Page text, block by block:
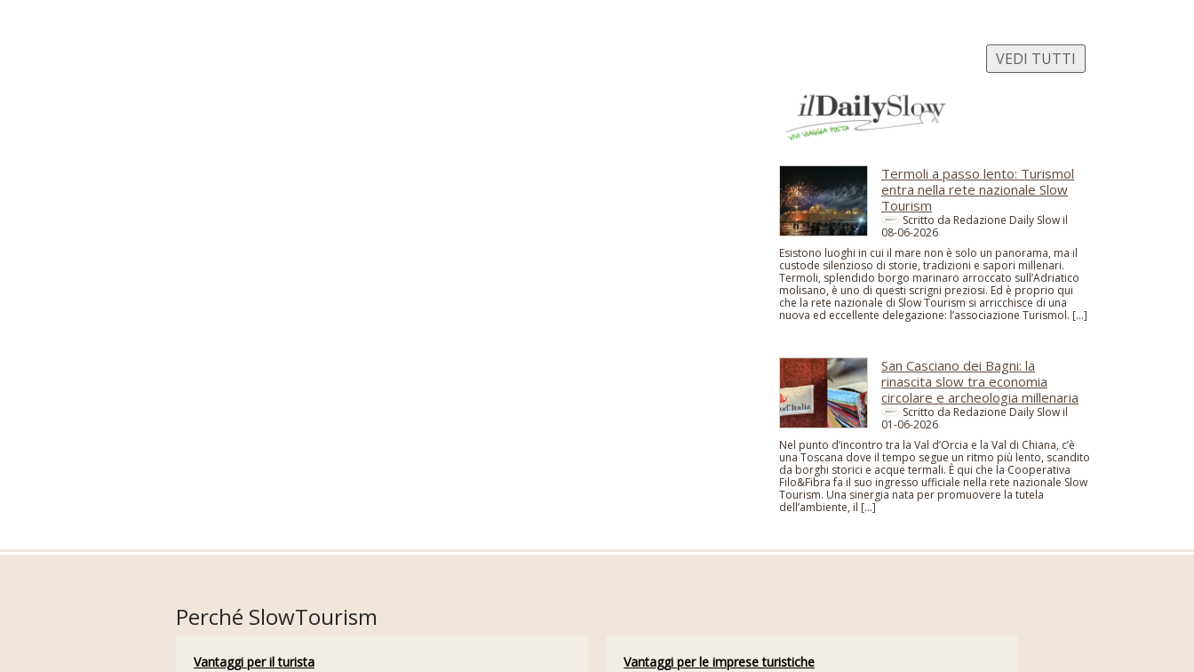
VEDI TUTTI
Termoli a passo lento: Turismol
entra nella rete nazionale Slow
Tourism
Scritto da Redazione Daily Slow il
08-06-2026
Esistono luoghi in cui il mare non è solo un panorama, ma il
custode silenzioso di storie, tradizioni e sapori millenari.
Termoli, splendido borgo marinaro arroccato sull’Adriatico
molisano, è uno di questi scrigni preziosi. Ed è proprio qui
che la rete nazionale di Slow Tourism si arricchisce di una
nuova ed eccellente delegazione: l’associazione Turismol. […]
San Casciano dei Bagni: la
rinascita slow tra economia
circolare e archeologia millenaria
Scritto da Redazione Daily Slow il
01-06-2026
Nel punto d’incontro tra la Val d’Orcia e la Val di Chiana, c’è
una Toscana dove il tempo segue un ritmo più lento, scandito
da borghi storici e acque termali. È qui che la Cooperativa
Filo&Fibra fa il suo ingresso ufficiale nella rete nazionale Slow
Tourism. Una sinergia nata per promuovere la tutela
dell’ambiente, il […]
Perché SlowTourism
Vantaggi per il turista Vantaggi per le imprese turistiche